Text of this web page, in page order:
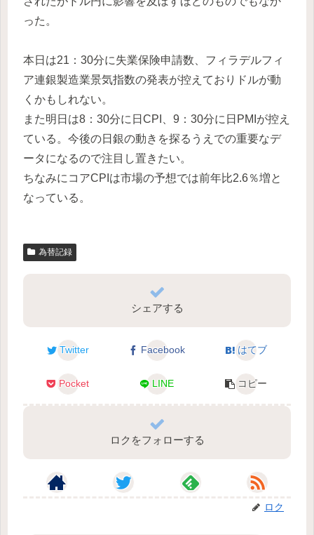
った。
本日は21：30分に失業保険申請数、フィラデルフィ
ア連銀製造業景気指数の発表が控えておりドルが動
くかもしれない。
また明日は8：30分に日CPI、9：30分に日PMIが控え
ている。今後の日銀の動きを探るうえでの重要なデ
ータになるので注目し置きたい。
ちなみにコアCPIは市場の予想では前年比2.6％増と
なっている。
為替記録
シェアする
Twitter Facebook はてブ
Pocket LINE コピー
ロクをフォローする
ロク